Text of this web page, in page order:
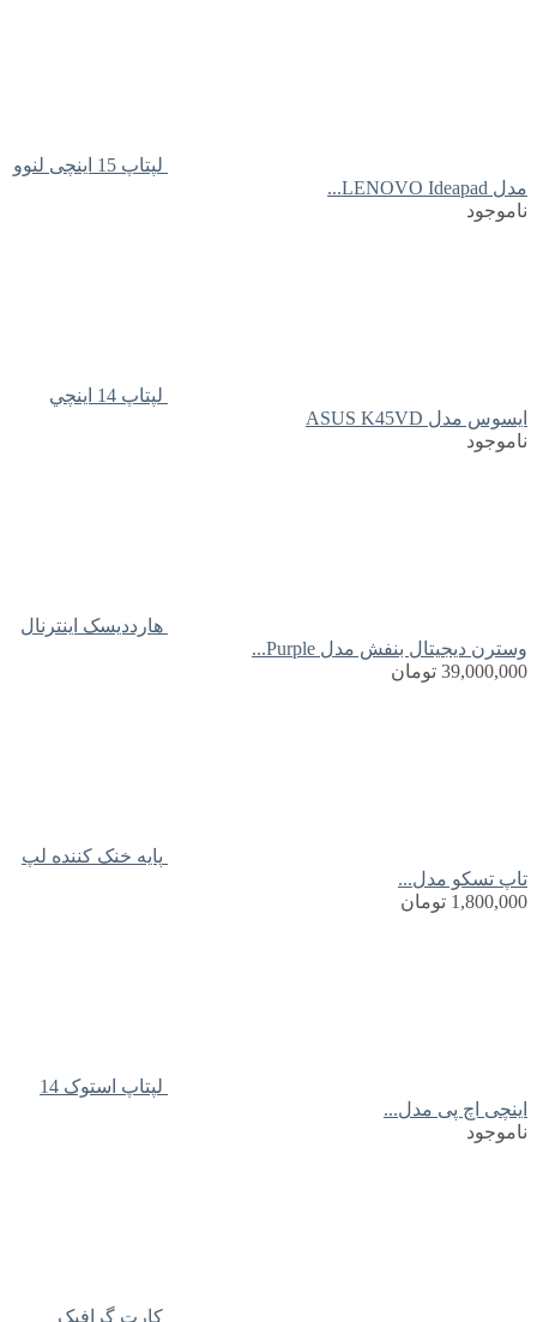
لپتاپ 15 اینچی لنوو
مدل LENOVO Ideapad...
ناموجود
لپتاپ 14 اينچي
ايسوس مدل ASUS K45VD
ناموجود
هارددیسک اینترنال
وسترن دیجیتال بنفش مدل Purple...
39,000,000 تومان
پایه خنک کننده لپ
تاپ تسکو مدل...
1,800,000 تومان
لپتاپ استوک 14
اینچی اچ پی مدل...
ناموجود
کارت گرافیک